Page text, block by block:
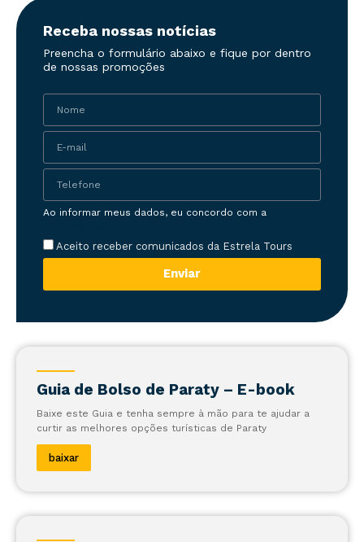
Receba nossas notícias
Preencha o formulário abaixo e fique por dentro
de nossas promoções
Ao informar meus dados, eu concordo com a
Aceito receber comunicados da Estrela Tours
Enviar
Guia de Bolso de Paraty – E-book
Baixe este Guia e tenha sempre à mão para te ajudar a
curtir as melhores opções turísticas de Paraty
baixar